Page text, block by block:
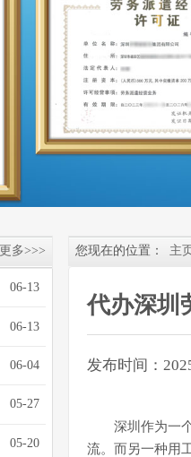
更多>>>
06-13
06-13
06-04
05-27
05-20
您现在的位置： 主页
代办深圳
发布时间：
深圳作为一
流。而另一种用